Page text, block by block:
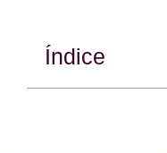
Índice